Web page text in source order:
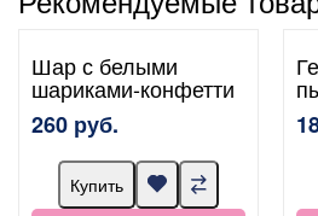
Шар с белыми
шариками-конфетти
260 руб.
Купить